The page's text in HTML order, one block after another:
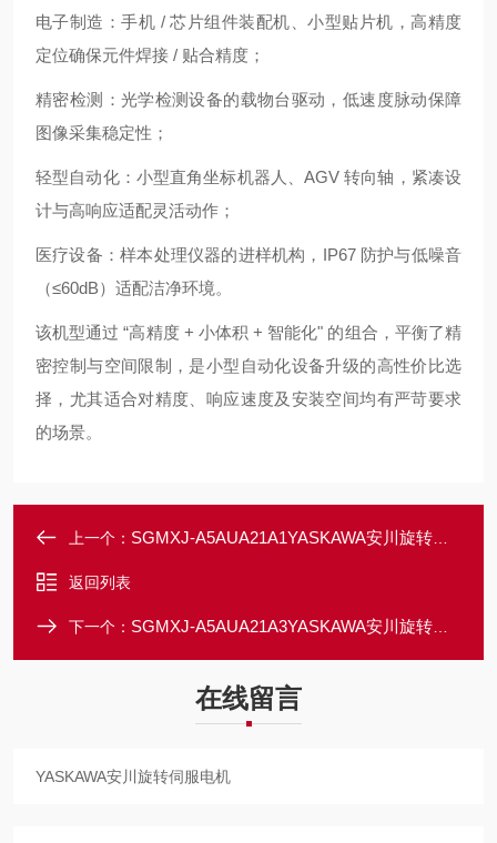
电子制造：手机 / 芯片组件装配机、小型贴片机，高精度
定位确保元件焊接 / 贴合精度；
精密检测：光学检测设备的载物台驱动，低速度脉动保障
图像采集稳定性；
轻型自动化：小型直角坐标机器人、AGV 转向轴，紧凑设
计与高响应适配灵活动作；
医疗设备：样本处理仪器的进样机构，IP67 防护与低噪音
（≤60dB）适配洁净环境。
该机型通过 “高精度 + 小体积 + 智能化" 的组合，平衡了精
密控制与空间限制，是小型自动化设备升级的高性价比选
择，尤其适合对精度、响应速度及安装空间均有严苛要求
的场景。
上一个： SGMXJ-A5AUA21A1YASKAWA安川旋转伺服电机
返回列表
下一个： SGMXJ-A5AUA21A3YASKAWA安川旋转伺服电机
在线留言